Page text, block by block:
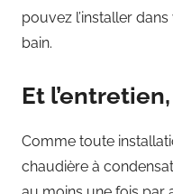
pouvez l’installer
bain.
Et
Comme toute
chaudière à